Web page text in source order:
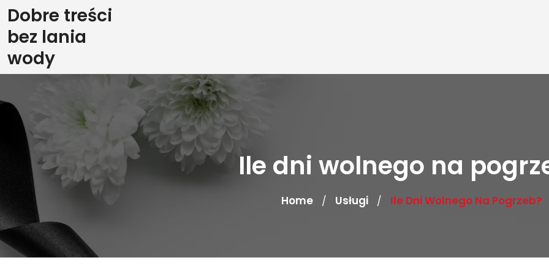
Skip
to
content
Dobre treści
bez lania
wody
Ile dni wolnego na
Home / Usługi / Ile Dni Wolnego Na Pogrzeb?